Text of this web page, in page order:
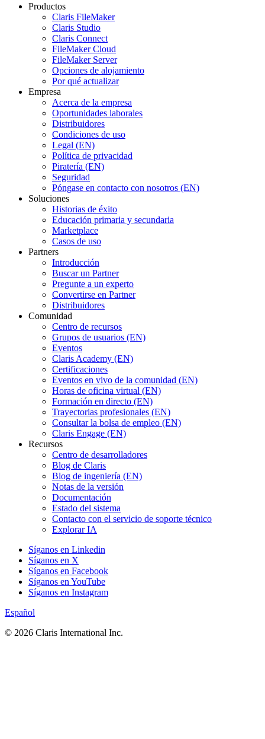
Productos
Claris FileMaker
Claris Studio
Claris Connect
FileMaker Cloud
FileMaker Server
Opciones de alojamiento
Por qué actualizar
Empresa
Acerca de la empresa
Oportunidades laborales
Distribuidores
Condiciones de uso
Legal (EN)
Política de privacidad
Piratería (EN)
Seguridad
Póngase en contacto con nosotros (EN)
Soluciones
Historias de éxito
Educación primaria y secundaria
Marketplace
Casos de uso
Partners
Introducción
Buscar un Partner
Pregunte a un experto
Convertirse en Partner
Distribuidores
Comunidad
Centro de recursos
Grupos de usuarios (EN)
Eventos
Claris Academy (EN)
Certificaciones
Eventos en vivo de la comunidad (EN)
Horas de oficina virtual (EN)
Formación en directo (EN)
Trayectorias profesionales (EN)
Consultar la bolsa de empleo (EN)
Claris Engage (EN)
Recursos
Centro de desarrolladores
Blog de Claris
Blog de ingeniería (EN)
Notas de la versión
Documentación
Estado del sistema
Contacto con el servicio de soporte técnico
Explorar IA
Síganos en Linkedin
Síganos en X
Síganos en Facebook
Síganos en YouTube
Síganos en Instagram
Español
© 2026 Claris International Inc.